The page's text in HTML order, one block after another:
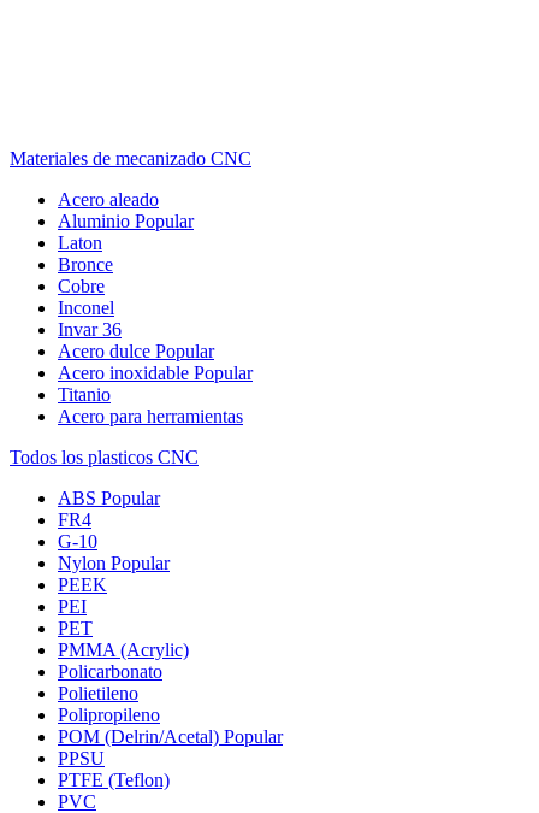
Materiales de mecanizado CNC
Acero aleado
Aluminio Popular
Laton
Bronce
Cobre
Inconel
Invar 36
Acero dulce Popular
Acero inoxidable Popular
Titanio
Acero para herramientas
Todos los plasticos CNC
ABS Popular
FR4
G-10
Nylon Popular
PEEK
PEI
PET
PMMA (Acrylic)
Policarbonato
Polietileno
Polipropileno
POM (Delrin/Acetal) Popular
PPSU
PTFE (Teflon)
PVC